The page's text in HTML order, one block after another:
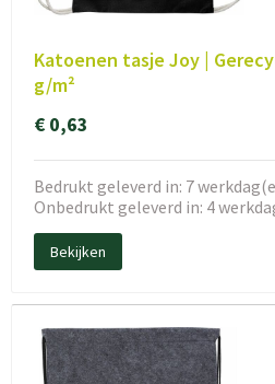
Katoenen tasje Joy |
g/m²
€ 0,63
Bedrukt geleverd in: 7
Onbedrukt geleverd in: 4
Bekijken